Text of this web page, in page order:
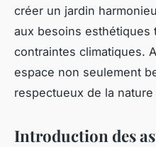
créer un jardin
aux besoins esthétiques
contraintes climatiques.
espace non seulement
respectueux de la
Introduction des